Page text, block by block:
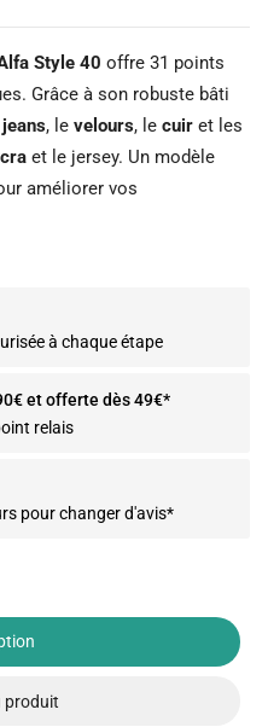
Style 40 offre 31 points
Grâce à son robuste bâti
jeans, le velours, le cuir et les
et le jersey. Un modèle
améliorer vos
à chaque étape
et offerte dès 49€*
relais
pour changer d'avis*
produit